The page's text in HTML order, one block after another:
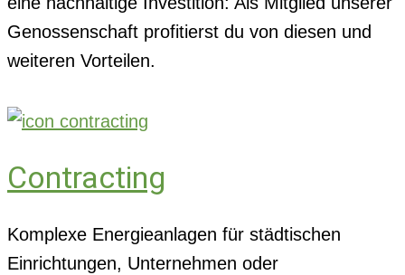
Genossenschaft profitierst du von diesen und
weiteren Vorteilen.
Contracting
Komplexe Energieanlagen für städtischen
Einrichtungen, Unternehmen oder